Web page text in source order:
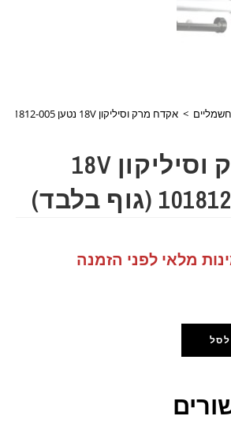
> אקדח מרק וסיליקון 18V נטען 101812-005 (גוף בלבד)
אקדח מרק וסיליקון 18V
מלאי לפני הזמנה